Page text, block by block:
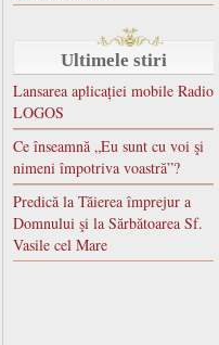
Ultimele stiri
Lansarea aplicației mobile Radio
LOGOS
Ce înseamnă „Eu sunt cu voi şi
nimeni împotriva voastră”?
Predică la Tăierea împrejur a
Domnului şi la Sărbătoarea Sf.
Vasile cel Mare